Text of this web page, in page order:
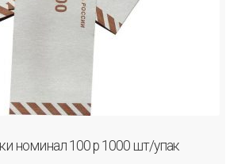
номинал 100 р 1000 шт/упак